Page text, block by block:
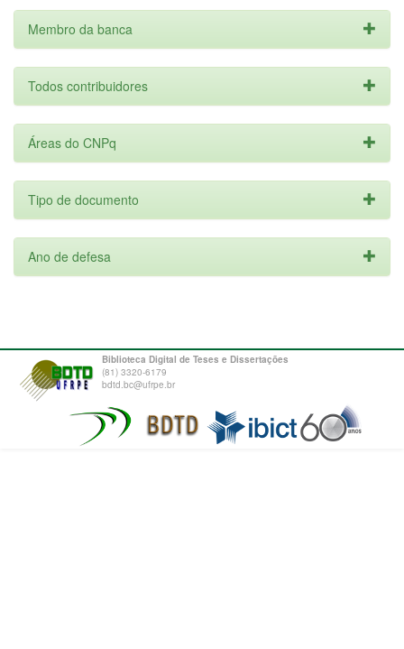
Membro da banca
Todos contribuidores
Áreas do CNPq
Tipo de documento
Ano de defesa
Biblioteca Digital de Teses e Dissertações
(81) 3320-6179
bdtd.bc@ufrpe.br